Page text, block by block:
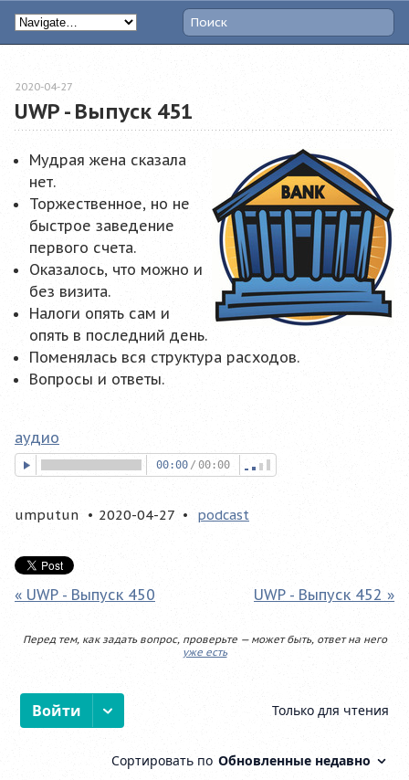
UWP - Выпуск 451
2020-04-27
Мудрая жена сказала
нет.
Торжественное, но не
быстрое заведение
первого счета.
Оказалось, что можно и
без визита.
Налоги опять сам и
опять в последний день.
Поменялась вся структура расходов.
Вопросы и ответы.
аудио
00:00 / 00:00
umputun 2020-04-27 podcast
« UWP - Выпуск 450 UWP - Выпуск 452 »
Перед тем, как задать вопрос, проверьте — может быть, ответ на него
уже есть